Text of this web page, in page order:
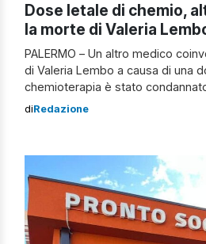
Dose letale di chemio,
la morte di Valeria
PALERMO – Un altro medico
di Valeria Lembo a causa di una
chemioterapia è stato
Palmeri, mentre l’infermiera Anna
come è […]
diRedazione